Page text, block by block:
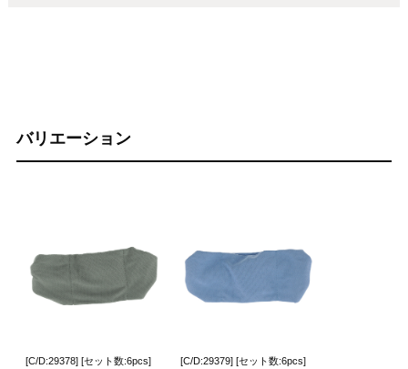
バリエーション
[C/D:29378] [セット数:6pcs]
[C/D:29379] [セット数:6pcs]